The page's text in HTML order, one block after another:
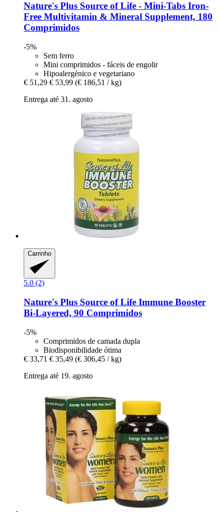
Nature's Plus Source of Life -​ Mini-​Tabs Iron-​
Free Multivitamin & Mineral Supplement, 180
Comprimidos
-5%
Sem ferro
Mini comprimidos - fáceis de engolir
Hipoalergénico e vegetariano
€ 51,29 € 53,99 (€ 186,51 / kg)
Entrega até 31. agosto
Carrinho
5.0 (2)
Nature's Plus Source of Life Immune Booster
Bi-​Layered, 90 Comprimidos
-5%
Comprimidos de camada dupla
Biodisponibilidade ótima
€ 33,71 € 35,49 (€ 306,45 / kg)
Entrega até 19. agosto